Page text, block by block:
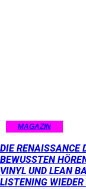
MAGAZIN
DIE RENAISSANCE
BEWUSSTEN
VINYL UND LEAN
LISTENING